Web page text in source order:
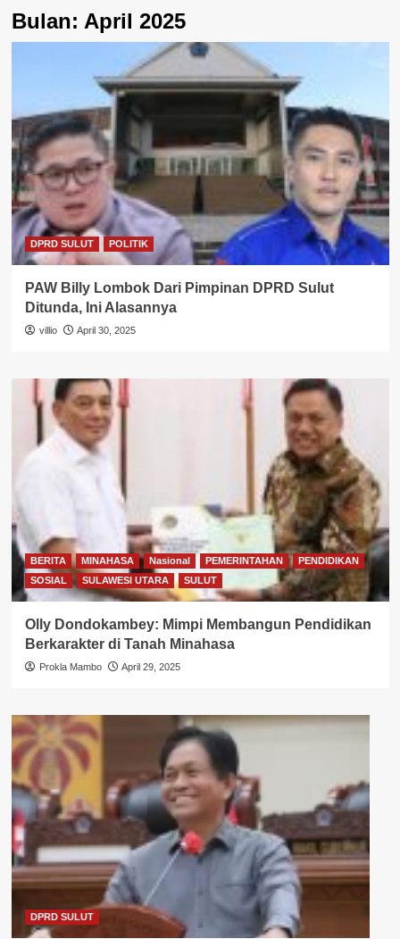
Bulan: April 2025
DPRD SULUT POLITIK
PAW Billy Lombok Dari Pimpinan DPRD Sulut
Ditunda, Ini Alasannya
villio April 30, 2025
BERITA MINAHASA Nasional PEMERINTAHAN
PENDIDIKAN
SOSIAL
SULAWESI UTARA SULUT
Olly Dondokambey: Mimpi Membangun Pendidikan
Berkarakter di Tanah Minahasa
Prokla Mambo April 29, 2025
DPRD SULUT